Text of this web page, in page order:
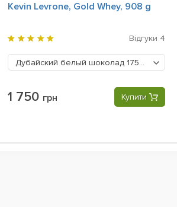
Kevin Levrone, Gold Whey, 908 g
Відгуки 4
Дубайский белый шоколад 1750 грн
1 750 грн Купити